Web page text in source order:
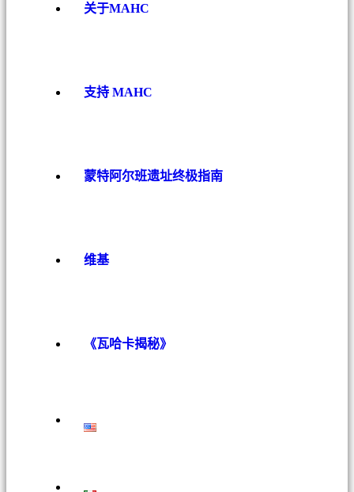
关于MAHC
支持 MAHC
蒙特阿尔班遗址终极指南
维基
《瓦哈卡揭秘》